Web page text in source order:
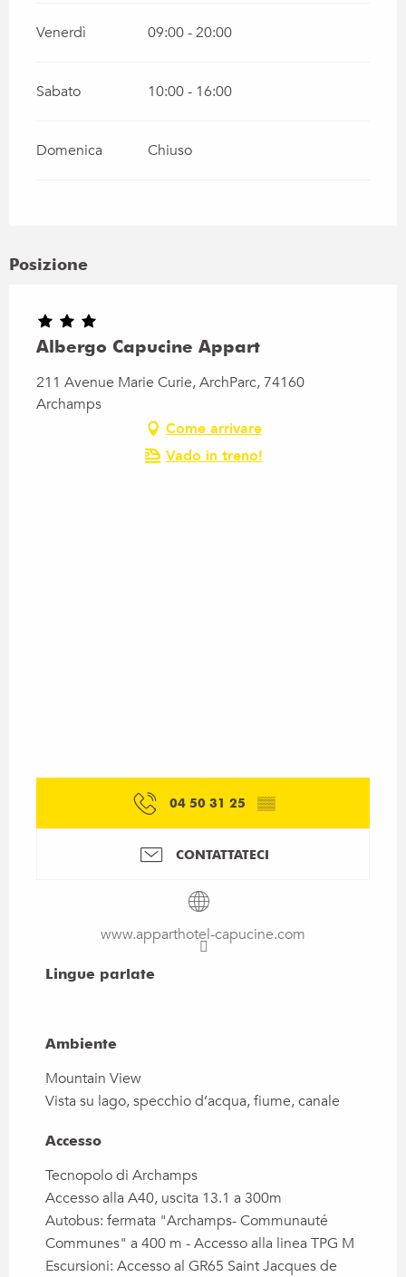
Venerdì 09:00 - 20:00
Sabato 10:00 - 16:00
Domenica Chiuso
Posizione
Albergo Capucine Appart
211 Avenue Marie Curie, ArchParc, 74160
Archamps
Come arrivare
Vado in treno!
04 50 31 25 ▒▒
CONTATTATECI
www.apparthotel-capucine.com
Lingue parlate
Lingue parlate
Ambiente
Ambiente
Mountain View
Vista su lago, specchio d’acqua, fiume, canale
Accesso
Accesso
Tecnopolo di Archamps
Accesso alla A40, uscita 13.1 a 300m
Autobus: fermata "Archamps- Communauté
Communes" a 400 m - Accesso alla linea TPG M
Escursioni: Accesso al GR65 Saint Jacques de